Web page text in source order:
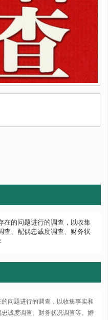
在的问题进行的调查，以收集
查、配偶忠诚度调查、财务状
问题进行的调查，以收集事实和
诚度调查、财务状况调查等。婚